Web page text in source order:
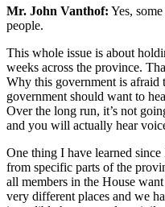
Mr. John Vanthof: Yes,
people.
This whole issue is about
weeks across the province.
Why this government is afraid
government should want to
Over the long run, it’s not
and you will actually hear
One thing I have learned
from specific parts of the
all members in the House
very different places and we